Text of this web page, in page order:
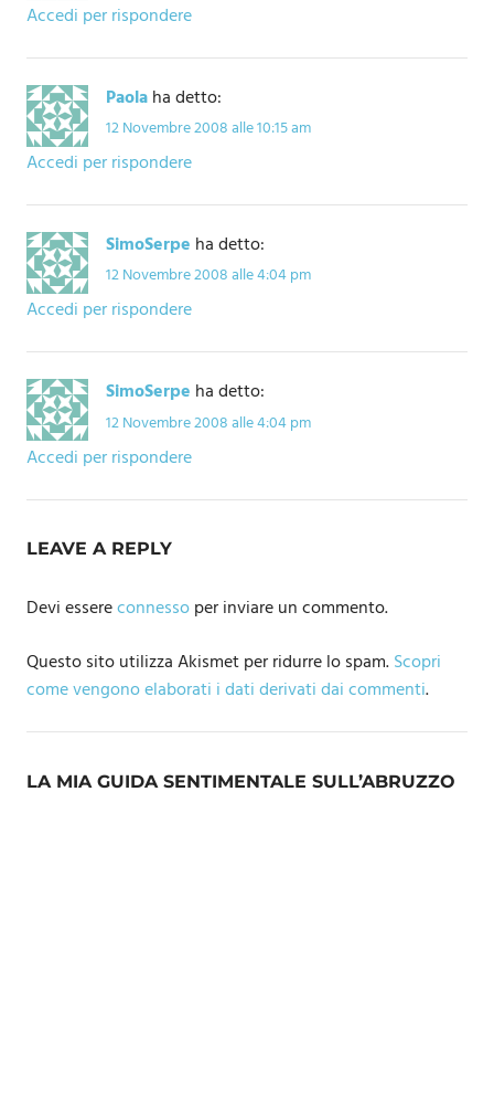
Accedi per rispondere
Paolaha detto:
12 Novembre 2008 alle 10:15 am
Accedi per rispondere
SimoSerpe ha detto:
12 Novembre 2008 alle 4:04 pm
Accedi per rispondere
SimoSerpe ha detto:
12 Novembre 2008 alle 4:04 pm
Accedi per rispondere
LEAVE A REPLY
Devi essereconnessoper inviare un commento.
Questo sito utilizza Akismet per ridurre lo spam.Scopri
come vengono elaborati i dati derivati dai commenti.
LA MIA GUIDA SENTIMENTALE SULL’ABRUZZO